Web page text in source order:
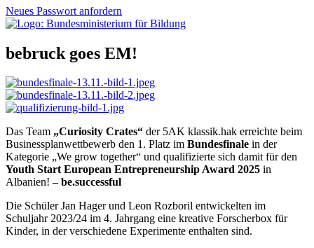
Neues Passwort anfordern
bebruck goes EM!
Das Team „Curiosity Crates“ der 5AK klassik.hak erreichte beim
Businessplanwettbewerb den 1. Platz im Bundesfinale in der
Kategorie „We grow together“ und qualifizierte sich damit für den
Youth Start European Entrepreneurship Award 2025 in
Albanien!– be.successful
Die Schüler Jan Hager und Leon Rozboril entwickelten im
Schuljahr 2023/24 im 4. Jahrgang eine kreative Forscherbox für
Kinder, in der verschiedene Experimente enthalten sind.